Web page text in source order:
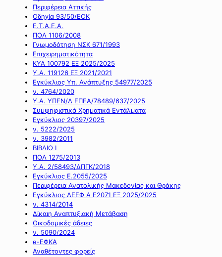
Περιφέρεια Αττικής
Οδηγία 93/50/ΕΟΚ
Ε.Τ.Α.Ε.Α.
ΠΟΛ 1106/2008
Γνωμοδότηση ΝΣΚ 671/1993
Επιχειρηματικότητα
ΚΥΑ 100792 ΕΞ 2025/2025
Υ.Α. 119126 ΕΞ 2021/2021
Εγκύκλιος Υπ. Ανάπτυξης 54977/2025
ν. 4764/2020
Υ.Α. ΥΠΕΝ/Δ ΕΠΕΑ/78489/637/2025
Συμψηφιστικά Χρηματικά Εντάλματα
Εγκύκλιος 20397/2025
ν. 5222/2025
ν. 3982/2011
ΒΙΒΛΙΟ Ι
ΠΟΛ 1275/2013
Υ.Α. 2/58493/ΔΠΓΚ/2018
Εγκύκλιος Ε.2055/2025
Περιφέρεια Ανατολικής Μακεδονίας και Θράκης
Εγκύκλιος ΔΕΕΦ Α Ε2071 ΕΞ 2025/2025
ν. 4314/2014
Δίκαιη Αναπτυξιακή Μετάβαση
Οικοδομικές άδειες
ν. 5090/2024
e-ΕΦΚΑ
Αναθέτοντες φορείς